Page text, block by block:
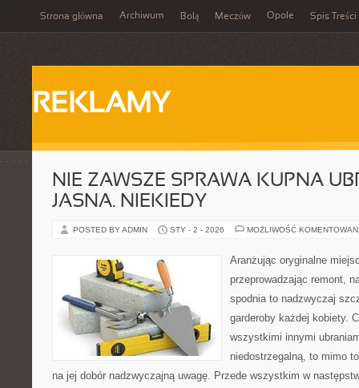
Strona główna Archiwum Bolą Meczów Opole Spis Treści
REKLAMY
NIE ZAWSZE SPRAWA KUPNA
JASNA. NIEKIEDY
POSTED BY ADMIN STY - 2 - 2026 MOŻLIWOŚĆ
Aranżując oryginalne
przeprowadzając remont,
spodnia to nadzwyczaj
garderoby każdej kobiety.
wszystkimi innymi
niedostrzegalną, to mimo
na jej dobór nadzwyczajną uwagę. Przede wszystkim w